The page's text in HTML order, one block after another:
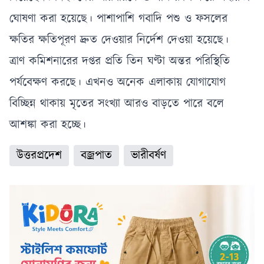
ঘোষণা করা হয়েছে। পাশাপাশি গবাদি পশু ও ফসলের
ক্ষতির ক্ষতিপূরণ দ্রুত দেওয়ার নির্দেশ দেওয়া হয়েছে।
ত্রাণ কমিশনারের দপ্তর প্রতি তিন ঘণ্টা অন্তর পরিস্থিতি
পর্যবেক্ষণ করছে। এখনও অনেক এলাকায় যোগাযোগ
বিচ্ছিন্ন থাকায় মৃতের সংখ্যা আরও বাড়তে পারে বলে
আশঙ্কা করা হচ্ছে।
উত্তরপ্রদেশ
বজ্রপাত ভারীবর্ষণ